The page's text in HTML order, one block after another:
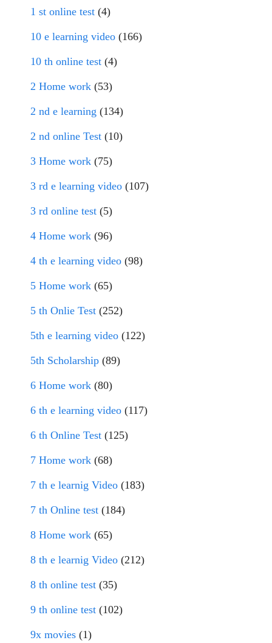
1 st online test (4)
10 e learning video (166)
10 th online test (4)
2 Home work (53)
2 nd e learning (134)
2 nd online Test (10)
3 Home work (75)
3 rd e learning video (107)
3 rd online test (5)
4 Home work (96)
4 th e learning video (98)
5 Home work (65)
5 th Onlie Test (252)
5th e learning video (122)
5th Scholarship (89)
6 Home work (80)
6 th e learning video (117)
6 th Online Test (125)
7 Home work (68)
7 th e learnig Video (183)
7 th Online test (184)
8 Home work (65)
8 th e learnig Video (212)
8 th online test (35)
9 th online test (102)
9x movies (1)